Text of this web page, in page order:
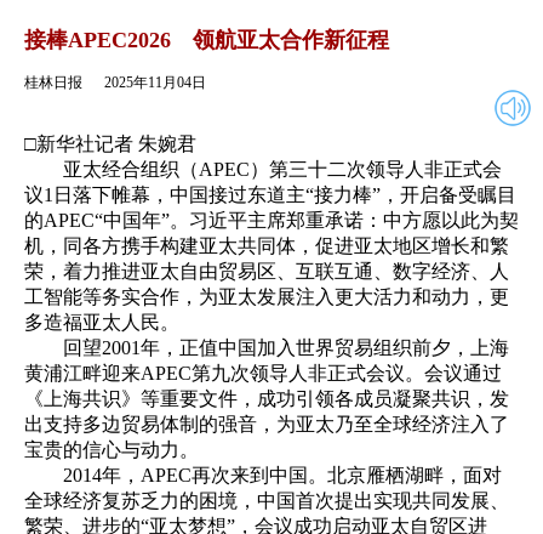
返回 2025年11月04日
接棒APEC2026 领航亚太合作新征程
桂林日报 2025年11月04日
□新华社记者 朱婉君
亚太经合组织（APEC）第三十二次领导人非正式会
议1日落下帷幕，中国接过东道主“接力棒”，开启备受瞩目
的APEC“中国年”。习近平主席郑重承诺：中方愿以此为契
机，同各方携手构建亚太共同体，促进亚太地区增长和繁
荣，着力推进亚太自由贸易区、互联互通、数字经济、人
工智能等务实合作，为亚太发展注入更大活力和动力，更
多造福亚太人民。
回望2001年，正值中国加入世界贸易组织前夕，上海
黄浦江畔迎来APEC第九次领导人非正式会议。会议通过
《上海共识》等重要文件，成功引领各成员凝聚共识，发
出支持多边贸易体制的强音，为亚太乃至全球经济注入了
宝贵的信心与动力。
2014年，APEC再次来到中国。北京雁栖湖畔，面对
全球经济复苏乏力的困境，中国首次提出实现共同发展、
繁荣、进步的“亚太梦想”，会议成功启动亚太自贸区进